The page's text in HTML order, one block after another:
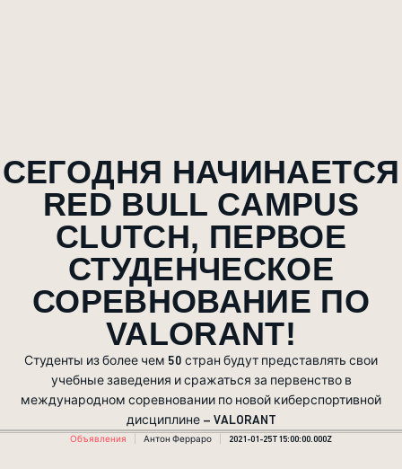
СЕГОДНЯ НАЧИНАЕТСЯ
RED BULL CAMPUS
CLUTCH, ПЕРВОЕ
СТУДЕНЧЕСКОЕ
СОРЕВНОВАНИЕ ПО
VALORANT!
Студенты из более чем 50 стран будут представлять свои
учебные заведения и сражаться за первенство в
международном соревновании по новой киберспортивной
дисциплине – VALORANT
Объявления Антон Ферраро 2021-01-25T15:00:00.000Z